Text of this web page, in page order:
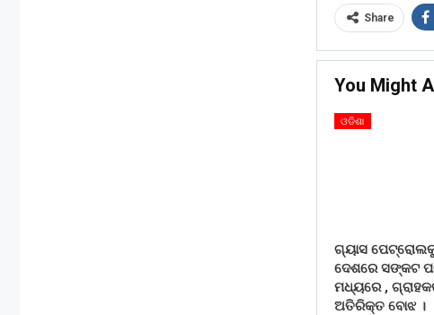
Share
You Might
ଓଡିଶା
ଗ୍ୟାସ
ଦେଶରେ ସଙ୍କଟ
ମଧ୍ୟରେ ,
ଅତିରିକ୍ତ ବୋଝ ।